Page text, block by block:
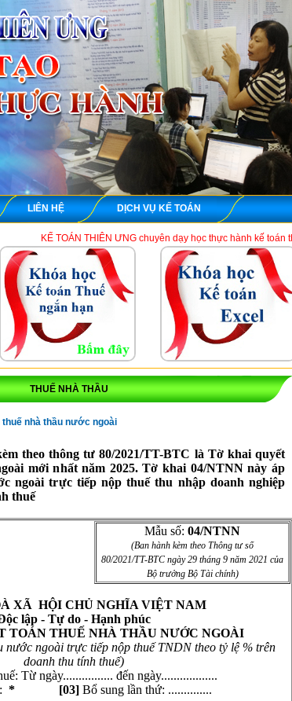
LIÊN HỆ DỊCH VỤ KẾ TOÁN
THIÊN ƯNG chuyên dạy học thực hành kế toán thuế tổng
THUẾ NHÀ THẦU
thuế nhà thầu nước ngoài
theo thông tư 80/2021/TT-BTC là Tờ khai quyết
mới nhất năm 2025. Tờ khai 04/NTNN này áp
ngoài trực tiếp nộp thuế thu nhập doanh nghiệp
thuế
Mẫu số: 04/NTNN
(Ban hành kèm theo Thông tư số
80/2021/TT-BTC ngày 29 tháng 9 năm 2021 của
Bộ trưởng Bộ Tài chính)
XÃ HỘI CHỦ NGHĨA VIỆT NAM
lập - Tự do - Hạnh phúc
TOÁN THUẾ NHÀ THẦU NƯỚC NGOÀI
nước ngoài trực tiếp nộp thuế TNDN theo tỷ lệ % trên
doanh thu tính thuế)
Từ ngày................ đến ngày..................
* [03] Bổ sung lần thứ: ..............